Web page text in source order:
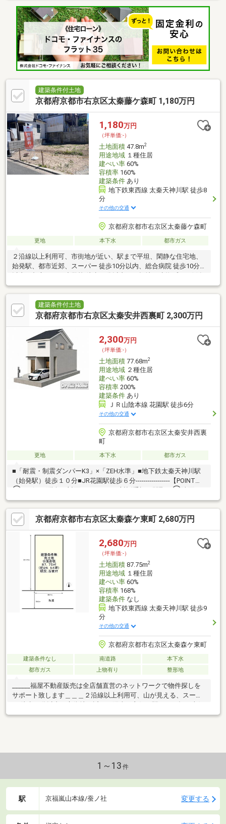
建築条件付土地
京都府京都市右京区太秦藤ケ森町 1,180万円
1,180万円
（坪単価:-）
土地面積47.8m2
用途地域１種住居
建ぺい率60%
容積率160%
建築条件あり
地下鉄東西線 太秦天神川駅 徒歩8
分
その他の交通
京都府京都市右京区太秦藤ケ森町
更地 本下水 都市ガス
２沿線以上利用可、市街地が近い、駅まで平坦、閑静な住宅地、
始発駅、都市近郊、スーパー 徒歩10分以内、総合病院 徒歩10分
り、周辺交通量少なめ
建築条件付土地
京都府京都市右京区太秦安井西裏町 2,300万円
2,300万円
（坪単価:-）
土地面積77.68m2
用途地域２種住居
建ぺい率60%
容積率200%
建築条件あり
ＪＲ山陰本線 花園駅 徒歩6分
その他の交通
京都府京都市右京区太秦安井西裏
町
更地 本下水 都市ガス
■「耐震・制震ダンパーK3」×「ZEH水準」■地下鉄太秦天神川駅
（始発駅）徒歩１０分■JR花園駅徒歩６分-----------------【POINT】
ら出入りできる裏庭スペース③全居室６帖以上＆収納付きのゆっ
たり３ＬＤＫ-----------------【周辺施設】花園かとう保育園…歩３
分 太秦安井公園…歩４分 安井小学校…歩７分ダックス…歩３
分 Seriaライフ…歩３分 泉谷病院…歩５分-----------------＼お電話
不要！簡単ネット予約／【見学予約する】より、見学希望のお問
京都府京都市右京区太秦森ケ東町 2,680万円
2,680万円
（坪単価:-）
土地面積87.75m2
用途地域１種住居
建ぺい率60%
容積率168%
建築条件なし
地下鉄東西線 太秦天神川駅 徒歩9
分
その他の交通
京都府京都市右京区太秦森ケ東町
建築条件なし 南道路
本下水
都市ガス
上物有り 整形地
______福屋不動産販売は全店舗直営のネットワークで物件探しを
サポート致します＿＿＿２沿線以上利用可、山が見える、スーパ
道路面す、整形地、建築条件なし、都市近郊、眺望良好、平坦
1～13 件
駅 京福嵐山本線/蚕ノ社 変更する